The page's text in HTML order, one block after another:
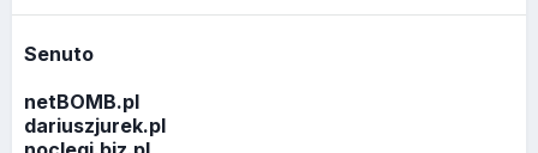
Senuto
netBOMB.pl
dariuszjurek.pl